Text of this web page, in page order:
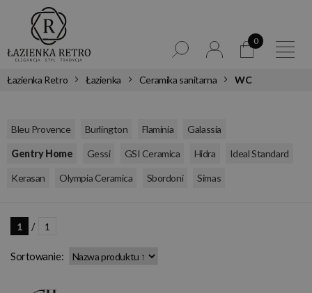
0
Łazienka Retro Łazienka Ceramika sanitarna WC
Bleu Provence Burlington Flaminia Galassia
Gentry Home Gessi GSI Ceramica Hidra Ideal Standard
Kerasan Olympia Ceramica Sbordoni Simas
1 / 1
Sortowanie: